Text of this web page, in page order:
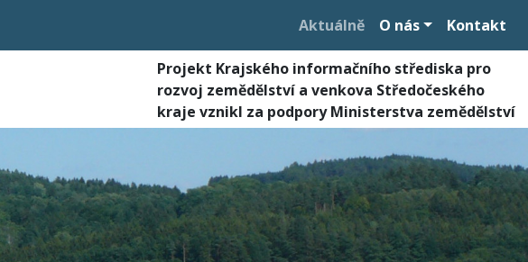
Aktuálně O nás Kontakt
Projekt Krajského informačního střediska pro
rozvoj zemědělství a venkova Středočeského
kraje vznikl za podpory Ministerstva zemědělství